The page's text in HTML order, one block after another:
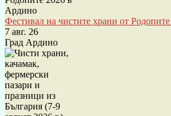
Фестивал на чистите храни от
7 авг. 26
Град Ардино